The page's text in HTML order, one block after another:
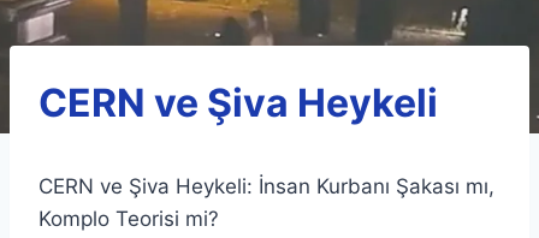
CERN ve Şiva Heykeli
CERN ve Şiva Heykeli: İnsan Kurbanı Şakası mı,
Komplo Teorisi mi?